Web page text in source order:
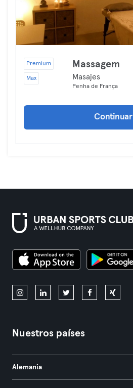
Premium
Max
Massagem
Masajes
Penha de França
Continuar
Nuestros países
Alemania